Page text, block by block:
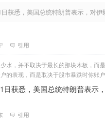
获悉，美国总统特朗普表示，对
引用
水，并不取决于最长的那块木板，而
的表现，而是取决于股市暴跌时你账
日获悉，美国总统特朗普表示
引用